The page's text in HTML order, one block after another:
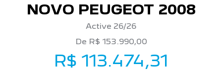
NOVO PEUGEOT 2008
Active 26/26
De R$ 153.990,00
R$ 113.474,31